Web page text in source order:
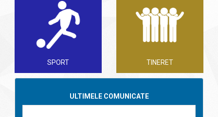
SPORT TINERET
ULTIMELE COMUNICATE